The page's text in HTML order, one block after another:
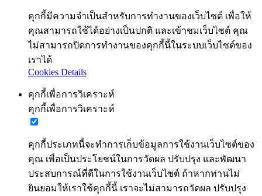
คุกกี้มีความจำเป็นสำหรับการทำงานของเว็บไซต์ เพื่อให้
คุณสามารถใช้ได้อย่างเป็นปกติ และเข้าชมเว็บไซต์ คุณ
ไม่สามารถปิดการทำงานของคุกกี้นี้ในระบบเว็บไซต์ของ
เราได้
Cookies Details
คุกกี้เพื่อการวิเคราะห์
คุกกี้เพื่อการวิเคราะห์
คุกกี้ประเภทนี้จะทำการเก็บข้อมูลการใช้งานเว็บไซต์ของ
คุณ เพื่อเป็นประโยชน์ในการวัดผล ปรับปรุง และพัฒนา
ประสบการณ์ที่ดีในการใช้งานเว็บไซต์ ถ้าหากท่านไม่
ยินยอมให้เราใช้คุกกี้นี้ เราจะไม่สามารถวัดผล ปรับปรุง